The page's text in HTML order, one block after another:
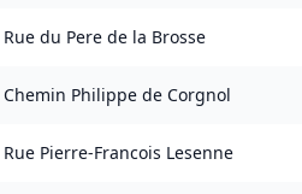
Rue du Pere de la Brosse
Chemin Philippe de Corgnol
Rue Pierre-Francois Lesenne